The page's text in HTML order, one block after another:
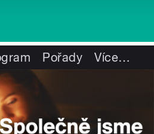
Pořady Více…